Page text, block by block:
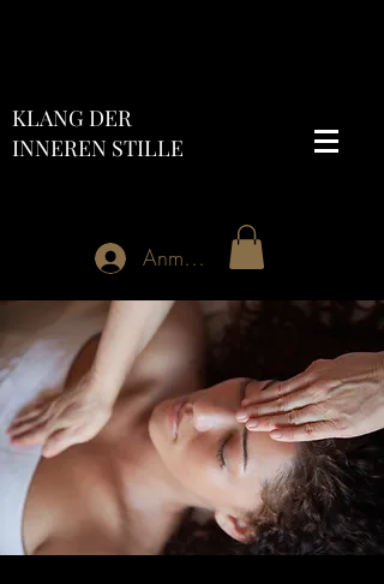
KLANG DER
INNEREN STILLE
Anmelden